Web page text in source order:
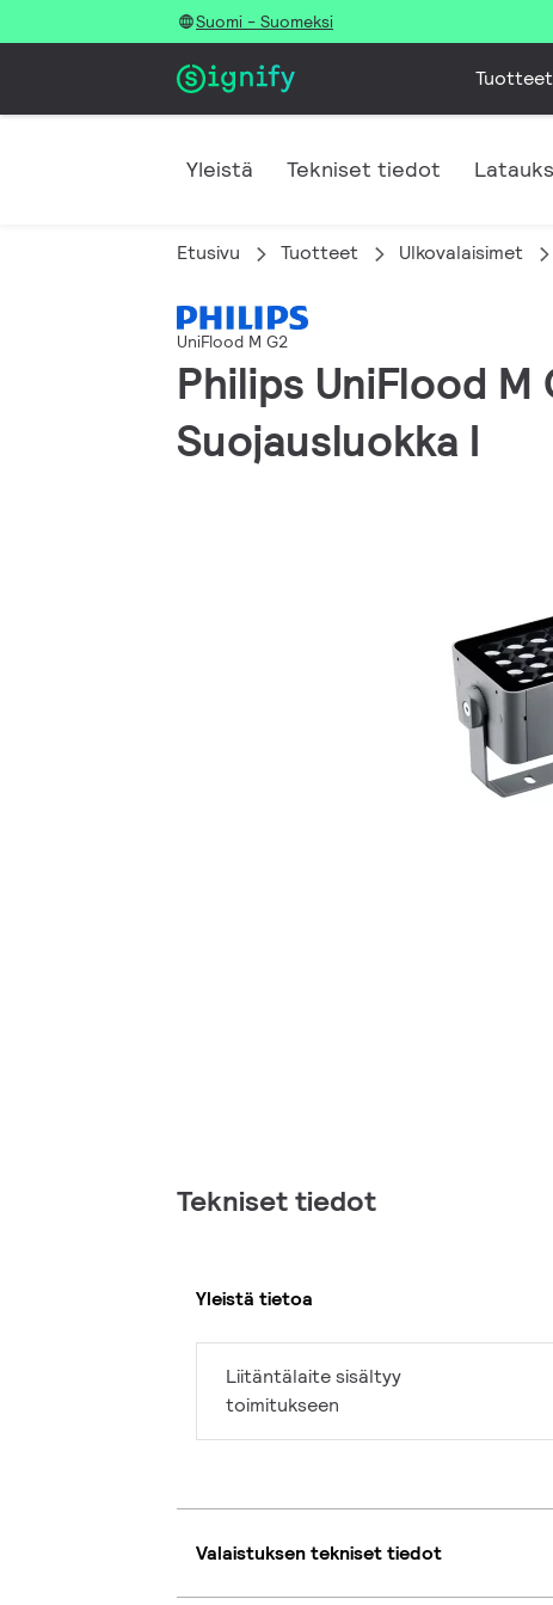
Suomi - Suomeksi
Tuotteet
Yleistä Tekniset tiedot
Etusivu Tuotteet Ulkovalaisimet
UniFlood M G2
Philips UniFlood M
Suojausluokka I
Tekniset tiedot
Yleistä tietoa
Liitäntälaite sisältyy
toimitukseen
Valaistuksen tekniset tiedot